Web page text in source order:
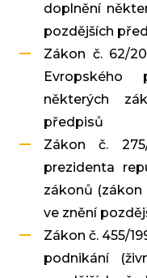
doplnění
pozdějších
Zákon č. 62/
některých
předpisů
Zákon č.
prezidenta
zákonů (zákon
ve znění
Zákon č. 455/
podnikání